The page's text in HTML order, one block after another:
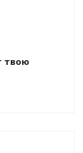
твою